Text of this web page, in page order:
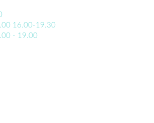
16.00-19.30
- 19.00